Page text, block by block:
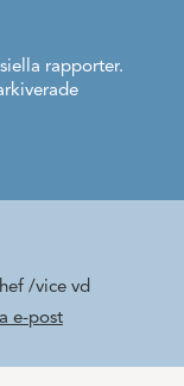
rapporter.
/vice vd
e-post